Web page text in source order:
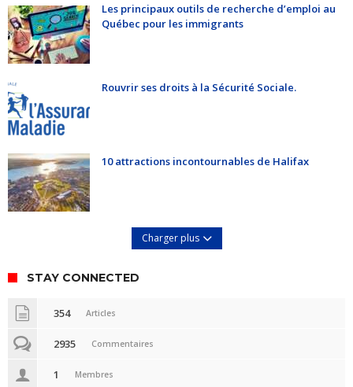
Les principaux outils de recherche d’emploi au
Québec pour les immigrants
Rouvrir ses droits à la Sécurité Sociale.
10 attractions incontournables de Halifax
Charger plus
STAY CONNECTED
354 Articles
2935 Commentaires
1 Membres